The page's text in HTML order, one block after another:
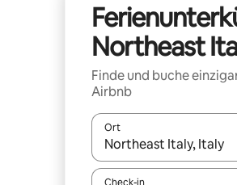
Northeast
Finde und buche
Airbnb
Ort
Wenn Ergebnisse